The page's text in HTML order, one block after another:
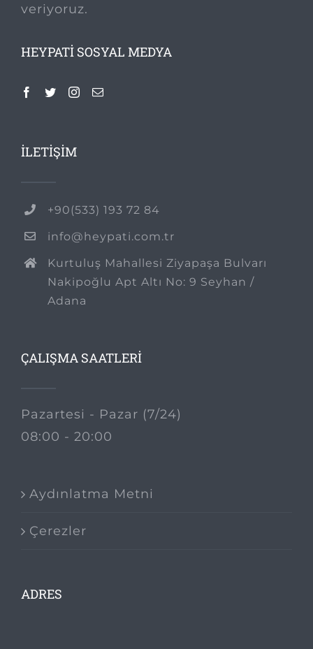
veriyoruz.
HEYPATI SOSYAL MEDYA
İLETİŞİM
+90(533) 193 72 84
info@heypati.com.tr
Kurtuluş Mahallesi Ziyapaşa Bulvarı
Nakipoğlu Apt Altı No: 9 Seyhan /
Adana
ÇALIŞMA SAATLERİ
Pazartesi - Pazar (7/24)
08:00 - 20:00
Aydınlatma Metni
Çerezler
ADRES